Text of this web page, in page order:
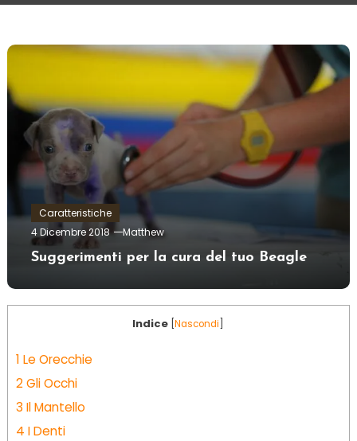
Caratteristiche
4 Dicembre 2018
Matthew
Suggerimenti per la cura del tuo Beagle
Indice [Nascondi
1 Le Orecchie
2Gli Occhi
3 Il Mantello
4 I Denti